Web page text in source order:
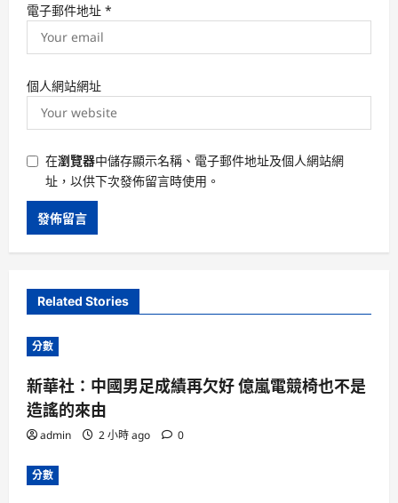
電子郵件地址 *
個人網站網址
在瀏覽器中儲存顯示名稱、電子郵件地址及個人網站網
址，以供下次發佈留言時使用。
Related Stories
分數
新華社：中國男足成績再欠好 億嵐電競椅也不是
造謠的來由
admin 2 小時 ago 0
分數